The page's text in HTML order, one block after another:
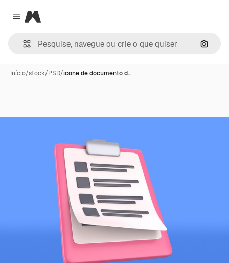
Close menu
Magnific
Início/stock/PSD/ícone de documento d…